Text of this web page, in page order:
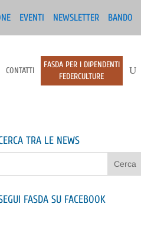
EVENTI NEWSLETTER BANDO
CONTATTI
FASDA PER I DIPENDENTI
FEDERCULTURE
TRA LE NEWS
FASDA SU FACEBOOK